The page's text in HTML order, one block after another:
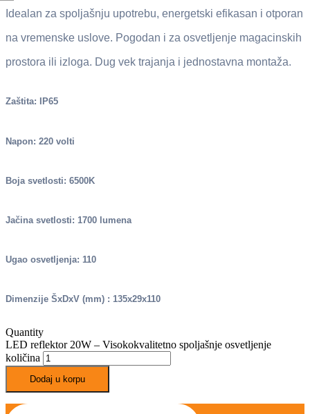
Idealan za spoljašnju upotrebu, energetski efikasan i otporan
na vremenske uslove. Pogodan i za osvetljenje magacinskih
prostora ili izloga. Dug vek trajanja i jednostavna montaža.
Zaštita: IP65
Napon: 220 volti
Boja svetlosti: 6500K
Jačina svetlosti: 1700 lumena
Ugao osvetljenja: 110
Dimenzije ŠxDxV (mm) : 135x29x110
Quantity
LED reflektor 20W – Visokokvalitetno spoljašnje osvetljenje
količina
Dodaj u korpu